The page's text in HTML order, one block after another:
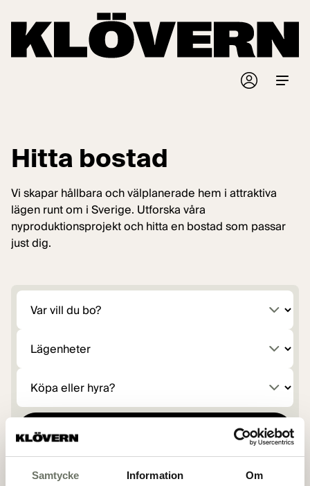
Samtycke Information Om
Hitta bostad
Vi skapar hållbara och välplanerade hem i attraktiva
lägen runt om i Sverige. Utforska våra
nyproduktionsprojekt och hitta en bostad som passar
just dig.
Plats
Hur vill du bo?
Köpa eller hyra?